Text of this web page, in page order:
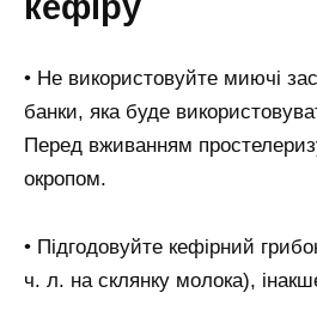
• Не використовуйте миючі
банки, яка буде
Перед вживанням
окропом.
• Підгодовуйте кефірний
ч. л. на склянку молока),